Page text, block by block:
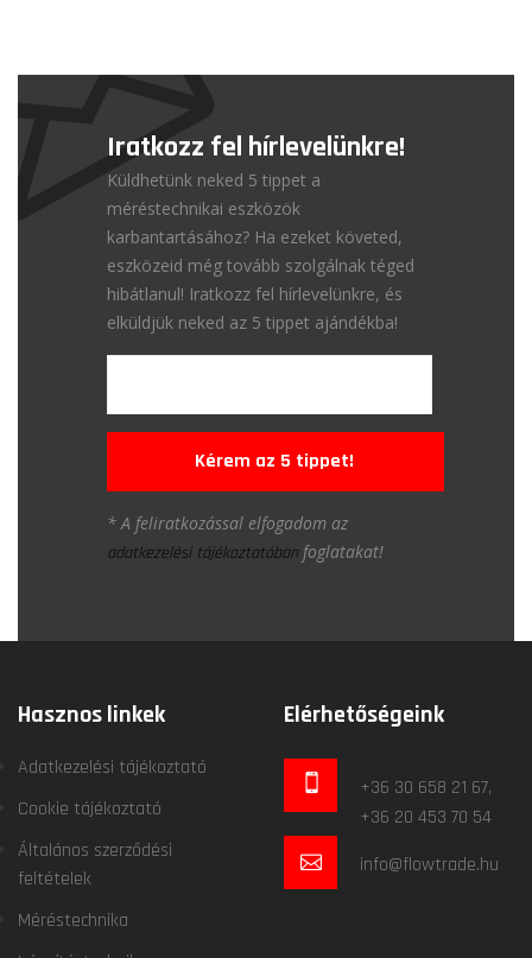
Iratkozz fel hírlevelünkre!
Küldhetünk neked 5 tippet a
méréstechnikai eszközök
karbantartásához? Ha ezeket követed,
eszközeid még tovább szolgálnak téged
hibátlanul! Iratkozz fel hírlevelünkre, és
elküldjük neked az 5 tippet ajándékba!
Kérem az 5 tippet!
* A feliratkozással elfogadom az
adatkezelési tájékoztatóbanfoglatakat!
Hasznos linkek
Adatkezelési tájékoztató
Cookie tájékoztató
Általános szerződési
feltételek
Méréstechnika
Elérhetőségeink
+36 30 658 21 67,
+36 20 453 70 54
info@flowtrade.hu